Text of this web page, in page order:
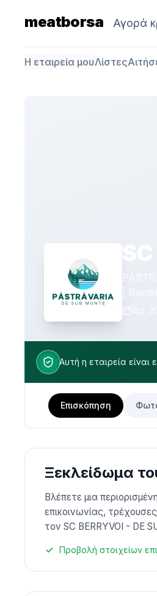
meatborsa Αγορά
Η εταιρεία μουΛίστες
Αυτή η εταιρεία είναι
Επισκόπηση
Ξεκλείδωμα
Βλέπετε μια
επικοινωνίας,
τον SC BERRYVOI - DE
Προβολή στοιχείων